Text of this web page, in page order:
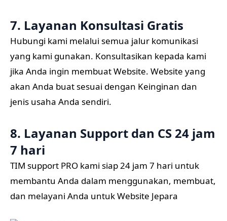
7. Layanan Konsultasi Gratis
Hubungi kami melalui semua jalur komunikasi
yang kami gunakan. Konsultasikan kepada kami
jika Anda ingin membuat Website. Website yang
akan Anda buat sesuai dengan Keinginan dan
jenis usaha Anda sendiri.
8. Layanan Support dan CS 24 jam
7 hari
TIM support PRO kami siap 24 jam 7 hari untuk
membantu Anda dalam menggunakan, membuat,
dan melayani Anda untuk Website Jepara